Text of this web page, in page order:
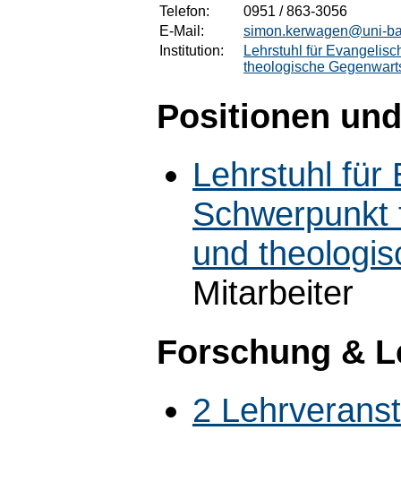
Telefon:
0951 / 863-3056
E-Mail:
simon.kerwagen@uni-
Institution:
Lehrstuhl für
theologische
Positionen
Lehrstuhl für
Schwerpunkt
und
Mitarbeiter
Forschung &
2